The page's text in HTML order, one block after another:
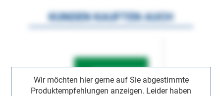
Wir möchten hier gerne auf Sie abgestimmte
Produktempfehlungen anzeigen. Leider haben
KUNDEN KAUFTEN AUCH